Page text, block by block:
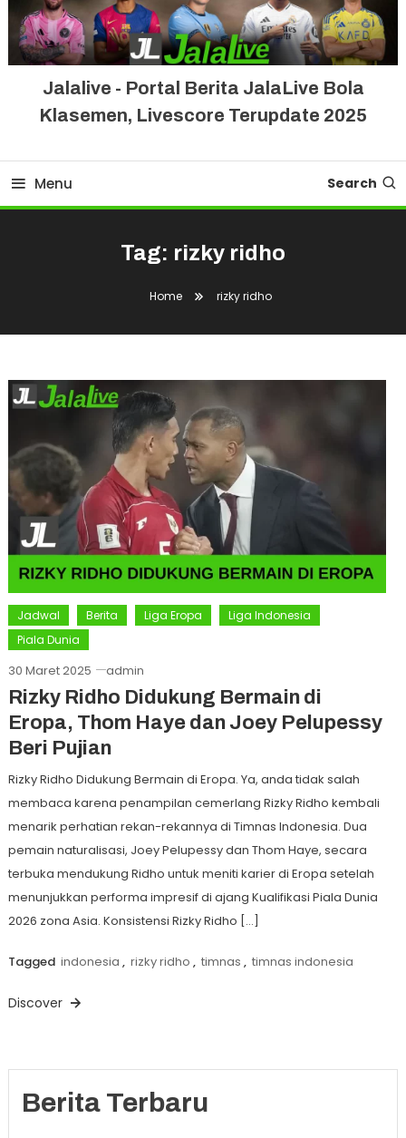
Jalalive - Portal Berita JalaLive Bola
Klasemen, Livescore Terupdate 2025
Menu Search
Tag: rizky ridho
Home rizky ridho
Jadwal Berita Liga Eropa
Liga Indonesia
Piala Dunia
30 Maret 2025 admin
Rizky Ridho Didukung Bermain di
Eropa, Thom Haye dan Joey Pelupessy
Beri Pujian
Rizky Ridho Didukung Bermain di Eropa. Ya, anda tidak salah
membaca karena penampilan cemerlang Rizky Ridho kembali
menarik perhatian rekan-rekannya di Timnas Indonesia. Dua
pemain naturalisasi, Joey Pelupessy dan Thom Haye, secara
terbuka mendukung Ridho untuk meniti karier di Eropa setelah
menunjukkan performa impresif di ajang Kualifikasi Piala Dunia
2026 zona Asia. Konsistensi Rizky Ridho […]
Tagged indonesia , rizky ridho , timnas , timnas indonesia
Discover
Berita Terbaru